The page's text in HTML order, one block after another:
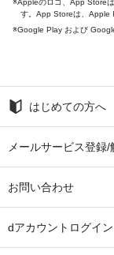
Appleのロゴ、App Store
す。App Storeは、Apple
Google Play および
はじめての方へ
メールサービス登録/
お問い合わせ
dアカウントログイン